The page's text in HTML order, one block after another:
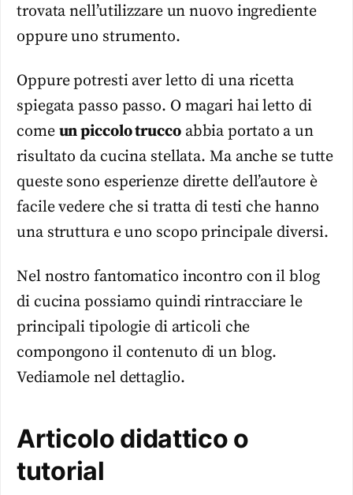
trovata nell’utilizzare un nuovo ingrediente
oppure uno strumento.
Oppure potresti aver letto di una ricetta
spiegata passo passo. O magari hai letto di
come un piccolo truccoabbia portato a un
risultato da cucina stellata. Ma anche se tutte
queste sono esperienze dirette dell’autore è
facile vedere che si tratta di testi che hanno
una struttura e uno scopo principale diversi.
Nel nostro fantomatico incontro con il blog
di cucina possiamo quindi rintracciare le
principali tipologie di articoli che
compongono il contenuto di un blog.
Vediamole nel dettaglio.
Articolo didattico o
tutorial